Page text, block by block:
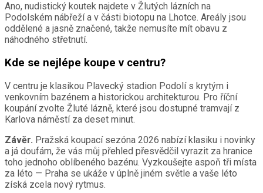
Ano, nudistický koutek najdete v Žlutých lázních na
Podolském nábřeží a v části biotopu na Lhotce. Areály jsou
oddělené a jasně značené, takže nemusíte mít obavu z
náhodného střetnutí.
Kde se nejlépe koupe v centru?
V centru je klasikou Plavecký stadion Podolí s krytým i
venkovním bazénem a historickou architekturou. Pro říční
koupání zvolte Žluté lázně, které jsou dostupné tramvají z
Karlova náměstí za deset minut.
Závěr. Pražská koupací sezóna 2026 nabízí klasiku i novinky
a já doufám, že vás můj přehled přesvědčil vyrazit za hranice
toho jednoho oblíbeného bazénu. Vyzkoušejte aspoň tři místa
za léto — Praha se ukáže v úplně jiném světle a vaše léto
získá zcela nový rytmus.